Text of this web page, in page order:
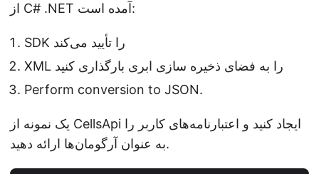
از C# .NET آمده است:
SDK را تأیید می‌کند
XML را به فضای ذخیره سازی ابری بارگذاری کنید
Perform conversion to JSON.
یک نمونه از CellsApi ایجاد کنید و اعتبارنامه‌های کاربر را
به عنوان آرگومان‌ها ارائه دهید.